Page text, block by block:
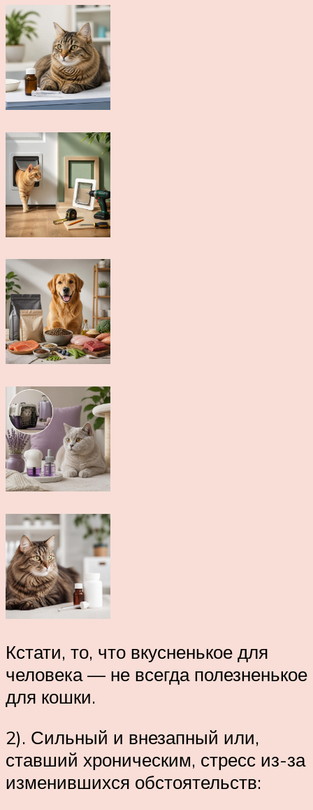
Кстати, то, что вкусненькое для
человека — не всегда полезненькое
для кошки.
2). Сильный и внезапный или,
ставший хроническим, стресс из-за
изменившихся обстоятельств: